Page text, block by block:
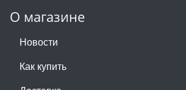
О магазине
Новости
Как купить